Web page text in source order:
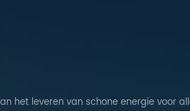
het leveren van schone energie voor